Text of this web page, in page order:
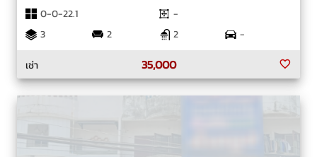
0-0-22.1
-
3
2 2
-
เช่า
35,000